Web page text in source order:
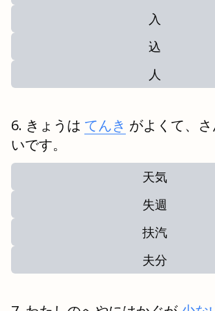
入
込
人
きょうは てんき がよくて、
いです。
天気
失週
扶汽
夫分